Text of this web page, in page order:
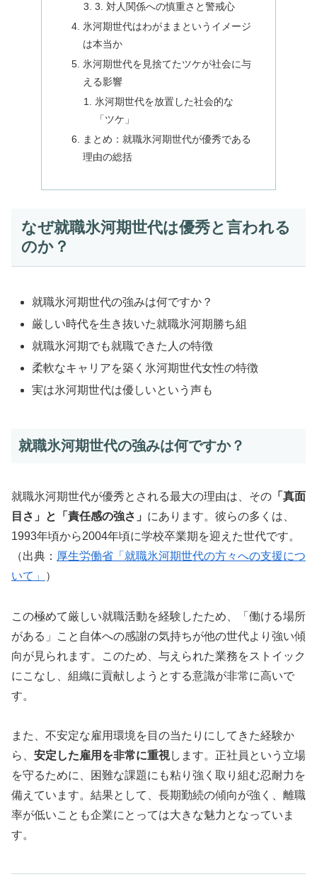
3. 対人関係への慎重さと警戒心
氷河期世代はわがままというイメージ
は本当か
氷河期世代を見捨てたツケが社会に与
える影響
氷河期世代を放置した社会的な
「ツケ」
まとめ：就職氷河期世代が優秀である
理由の総括
なぜ就職氷河期世代は優秀と言われる
のか？
就職氷河期世代の強みは何ですか？
厳しい時代を生き抜いた就職氷河期勝ち組
就職氷河期でも就職できた人の特徴
柔軟なキャリアを築く氷河期世代女性の特徴
実は氷河期世代は優しいという声も
就職氷河期世代の強みは何ですか？
就職氷河期世代が優秀とされる最大の理由は、その 「真面
目さ」と「責任感の強さ」 にあります。彼らの多くは、
1993年頃から2004年頃に学校卒業期を迎えた世代です。
（出典： 厚生労働省「就職氷河期世代の方々への支援につ
いて」
）
この極めて厳しい就職活動を経験したため、「働ける場所
がある」こと自体への感謝の気持ちが他の世代より強い傾
向が見られます。このため、与えられた業務をストイック
にこなし、組織に貢献しようとする意識が非常に高いで
す。
また、不安定な雇用環境を目の当たりにしてきた経験か
ら、 安定した雇用を非常に重視します。正社員という立場
を守るために、困難な課題にも粘り強く取り組む忍耐力を
備えています。結果として、長期勤続の傾向が強く、離職
率が低いことも企業にとっては大きな魅力となっていま
す。